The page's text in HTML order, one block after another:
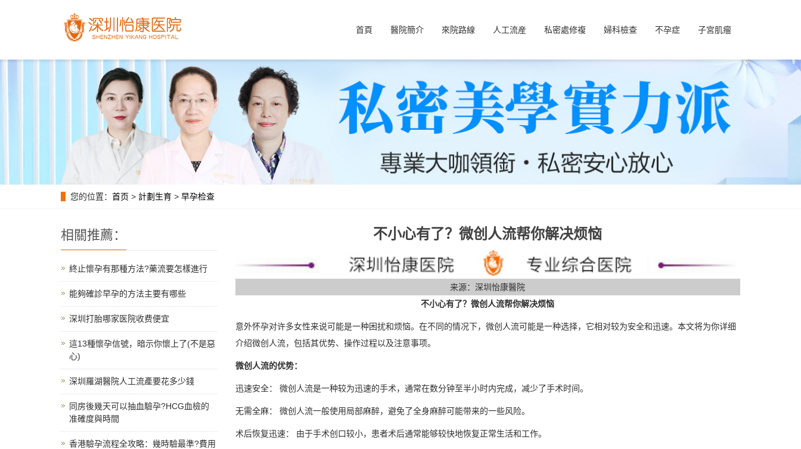
首頁 醫院簡介 來院路線 人工流産 私密處修複 婦科檢查 不孕症 子宮肌瘤
您的位置： 首页 > 計劃生育 > 早孕检查
不小心有了？微创人流帮你解决烦恼
来源：深圳怡康醫院
不小心有了？微创人流帮你解决烦恼
意外怀孕对许多女性来说可能是一种困扰和烦恼。在不同的情况下，微创人流可能是一种选择，它相对较为安全和迅速。本文将为你详细
介绍微创人流，包括其优势、操作过程以及注意事项。
微创人流的优势：
迅速安全： 微创人流是一种较为迅速的手术，通常在数分钟至半小时内完成，减少了手术时间。
无需全麻： 微创人流一般使用局部麻醉，避免了全身麻醉可能带来的一些风险。
术后恢复迅速： 由于手术创口较小，患者术后通常能够较快地恢复正常生活和工作。
相關推薦：
終止懷孕有那種方法?藥流要怎樣進行
能夠確診早孕的方法主要有哪些
深圳打胎哪家医院收费便宜
這13種懷孕信號，暗示你懷上了(不是惡
心)
深圳羅湖醫院人工流產要花多少錢
同房後幾天可以抽血驗孕?HCG血檢的
准確度與時間
香港驗孕流程全攻略：幾時驗最準?費用